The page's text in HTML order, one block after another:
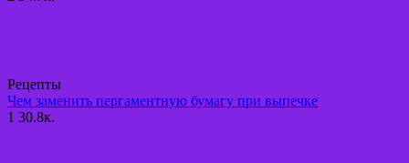
Рецепты
Чем заменить пергаментную бумагу при выпечке
1 30.8к.